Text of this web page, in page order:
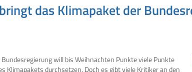
das Klimapaket der
Bundesregierung will bis Weihnachten Punkte viele Punkte
Klimapakets durchsetzen. Doch es gibt viele Kritiker an den